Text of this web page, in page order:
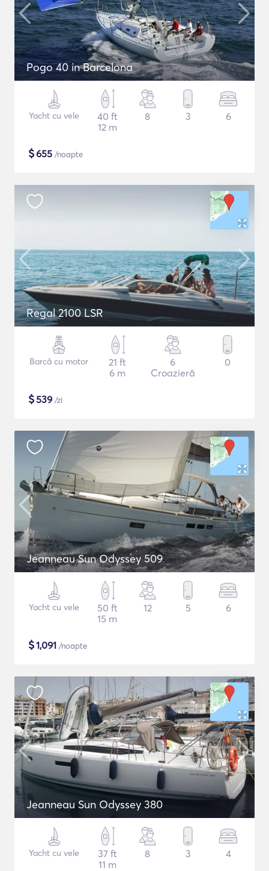
Pogo 40 in Barcelona
Yacht cu vele
40 ft
12 m
8 3 6
$655 /noapte
Regal 2100 LSR
Barcă cu motor
21 ft
6 m
6
Croazieră
0
$539 /zi
Jeanneau Sun Odyssey 509
Yacht cu vele
50 ft
15 m
12 5 6
$1,091 /noapte
Jeanneau Sun Odyssey 380
Yacht cu vele
37 ft
11 m
8 3 4